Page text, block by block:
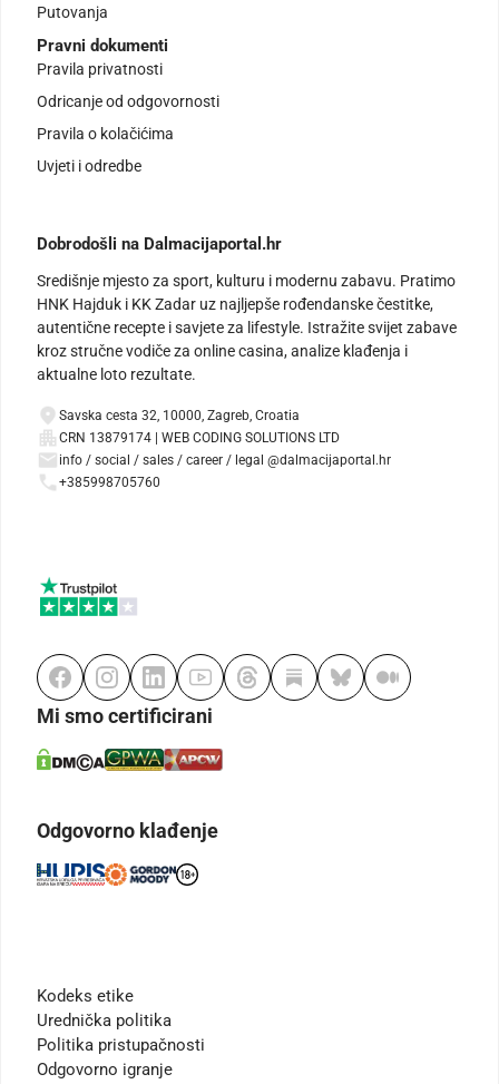
Putovanja
Pravni dokumenti
Pravila privatnosti
Odricanje od odgovornosti
Pravila o kolačićima
Uvjeti i odredbe
Dobrodošli na Dalmacijaportal.hr
Središnje mjesto za sport, kulturu i modernu zabavu. Pratimo
HNK Hajduk i KK Zadar uz najljepše rođendanske čestitke,
autentične recepte i savjete za lifestyle. Istražite svijet zabave
kroz stručne vodiče za online casina, analize klađenja i
aktualne loto rezultate.
Savska cesta 32, 10000, Zagreb, Croatia
CRN 13879174 | WEB CODING SOLUTIONS LTD
info / social / sales / career / legal @dalmacijaportal.hr
+385998705760
Mi smo certificirani
Odgovorno klađenje
Kodeks etike
Urednička politika
Politika pristupačnosti
Odgovorno igranje